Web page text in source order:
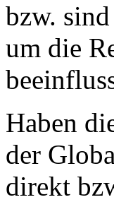
bzw.
um die
Haben
der
direkt